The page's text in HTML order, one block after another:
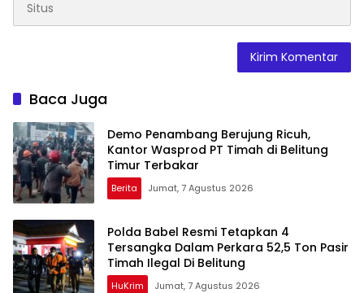
Baca Juga
Demo Penambang Berujung Ricuh,
Kantor Wasprod PT Timah di Belitung
Timur Terbakar
Berita Jumat, 7 Agustus 2026
Polda Babel Resmi Tetapkan 4
Tersangka Dalam Perkara 52,5 Ton Pasir
Timah Ilegal Di Belitung
HuKrim Jumat, 7 Agustus 2026